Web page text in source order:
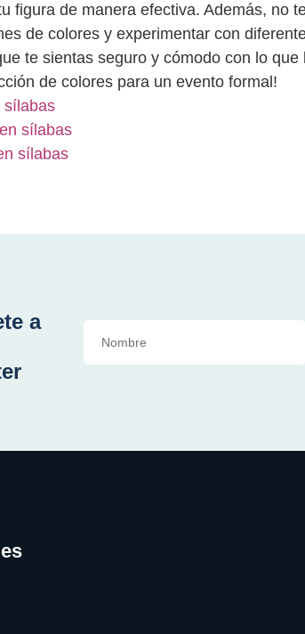
figura de manera efectiva. Además, no
de colores y experimentar con
te sientas seguro y cómodo con lo
de colores para un evento formal!
sílabas
sílabas
sílabas
a